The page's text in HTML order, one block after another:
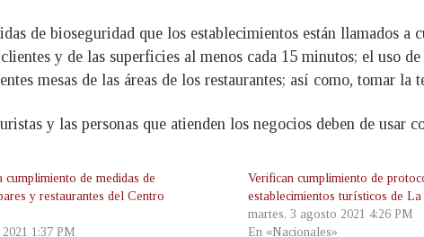
de bioseguridad que los establecimientos están llamados
y de las superficies al menos cada 15 minutos; el uso
mesas de las áreas de los restaurantes; así como, tomar
y las personas que atienden los negocios deben de usar
de medidas de
y restaurantes del Centro
1:37 PM
Verifican cumplimiento de
establecimientos turísticos de
martes, 3 agosto 2021 4:26 PM
En «Nacionales»